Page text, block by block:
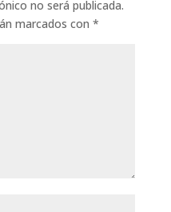
no será publicada.
marcados con *